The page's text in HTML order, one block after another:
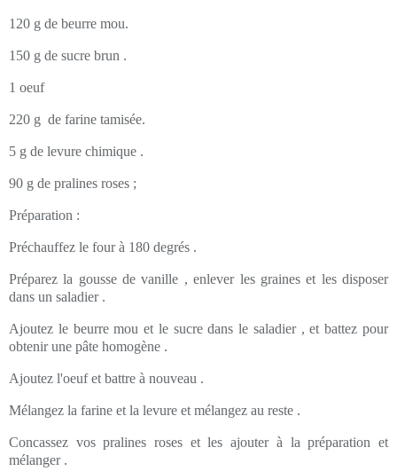
120 g de beurre mou.
150 g de sucre brun .
1 oeuf
220 g de farine tamisée.
5 g de levure chimique .
90 g de pralines roses ;
Préparation :
Préchauffez le four à 180 degrés .
Préparez la gousse de vanille , enlever les graines et les disposer
dans un saladier .
Ajoutez le beurre mou et le sucre dans le saladier , et battez pour
obtenir une pâte homogène .
Ajoutez l'oeuf et battre à nouveau .
Mélangez la farine et la levure et mélangez au reste .
Concassez vos pralines roses et les ajouter à la préparation et
mélanger .